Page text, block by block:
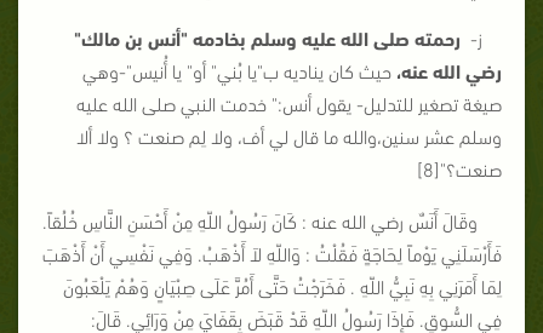
ز- رحمته صلى الله عليه وسلم بخادمه "أنس بن مالك"
رضي الله عنه، حيث كان يناديه ب"يا بُني" أو" يا أُنيس"-وهي
صيغة تصغير للتدليل- يقول أنس:" خدمت النبي صلى الله عليه
وسلم عشر سنين،والله ما قال لي أف، ولا لِم صنعت ؟ ولا ألا
صنعت؟"[8]
وقَالَ أَنَسٌ رضي الله عنه : كَانَ رَسُولُ اللّهِ مِنْ أَحْسَنِ النَّاسِ خُلُقاً.
فَأَرْسَلَنِي يَوْماً لِحَاجَةٍ فَقُلْتُ : وَاللّهِ لاَ أَذْهَبُ. وَفِي نَفْسِي أَنْ أَذْهَبَ
لِمَا أَمَرَنِي بِهِ نَبِيُّ اللّهِ . فَخَرَجْتُ حَتَّى أَمُرَّ عَلَى صِبْيَانٍ وَهُمْ يَلْعَبُونَ
فِي السُّوقِ. فَإِذَا رَسُولُ اللّهِ قَدْ قَبَضَ بِقَفَايَ مِنْ وَرَائِي. قَالَ: